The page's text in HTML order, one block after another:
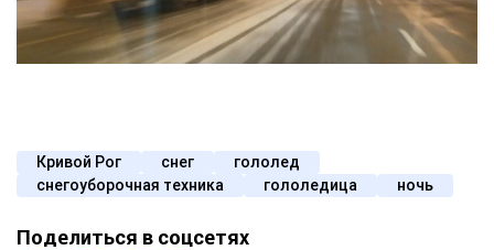
Кривой Рог снег
гололед
снегоуборочная техника
гололедица ночь
Поделиться в соцсетях